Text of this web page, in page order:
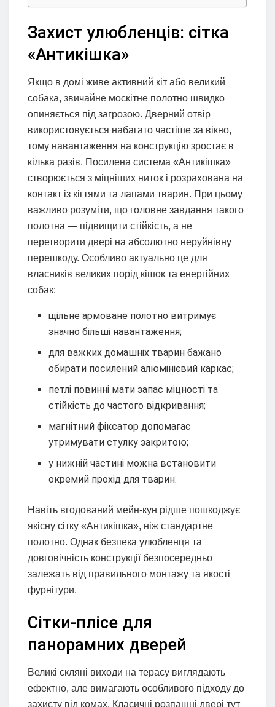
Захист улюбленців: сітка
«Антикішка»
Якщо в домі живе активний кіт або великий
собака, звичайне москітне полотно швидко
опиняється під загрозою. Дверний отвір
використовується набагато частіше за вікно,
тому навантаження на конструкцію зростає в
кілька разів. Посилена система «Антикішка»
створюється з міцніших ниток і розрахована на
контакт із кігтями та лапами тварин. При цьому
важливо розуміти, що головне завдання такого
полотна — підвищити стійкість, а не
перетворити двері на абсолютно неруйнівну
перешкоду. Особливо актуально це для
власників великих порід кішок та енергійних
собак:
щільне армоване полотно витримує
значно більші навантаження;
для важких домашніх тварин бажано
обирати посилений алюмінієвий каркас;
петлі повинні мати запас міцності та
стійкість до частого відкривання;
магнітний фіксатор допомагає
утримувати стулку закритою;
у нижній частині можна встановити
окремий прохід для тварин.
Навіть вгодований мейн-кун рідше пошкоджує
якісну сітку «Антикішка», ніж стандартне
полотно. Однак безпека улюбленця та
довговічність конструкції безпосередньо
залежать від правильного монтажу та якості
фурнітури.
Сітки-плісе для
панорамних дверей
Великі скляні виходи на терасу виглядають
ефектно, але вимагають особливого підходу до
захисту від комах. Класичні розпашні двері тут